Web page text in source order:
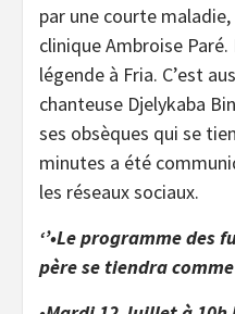
par une courte maladie,
clinique Ambroise
légende à Fria. C’est
chanteuse Djelykaba
ses obsèques qui se
minutes a été
les réseaux sociaux.
‘’•Le programme
père se tiendra